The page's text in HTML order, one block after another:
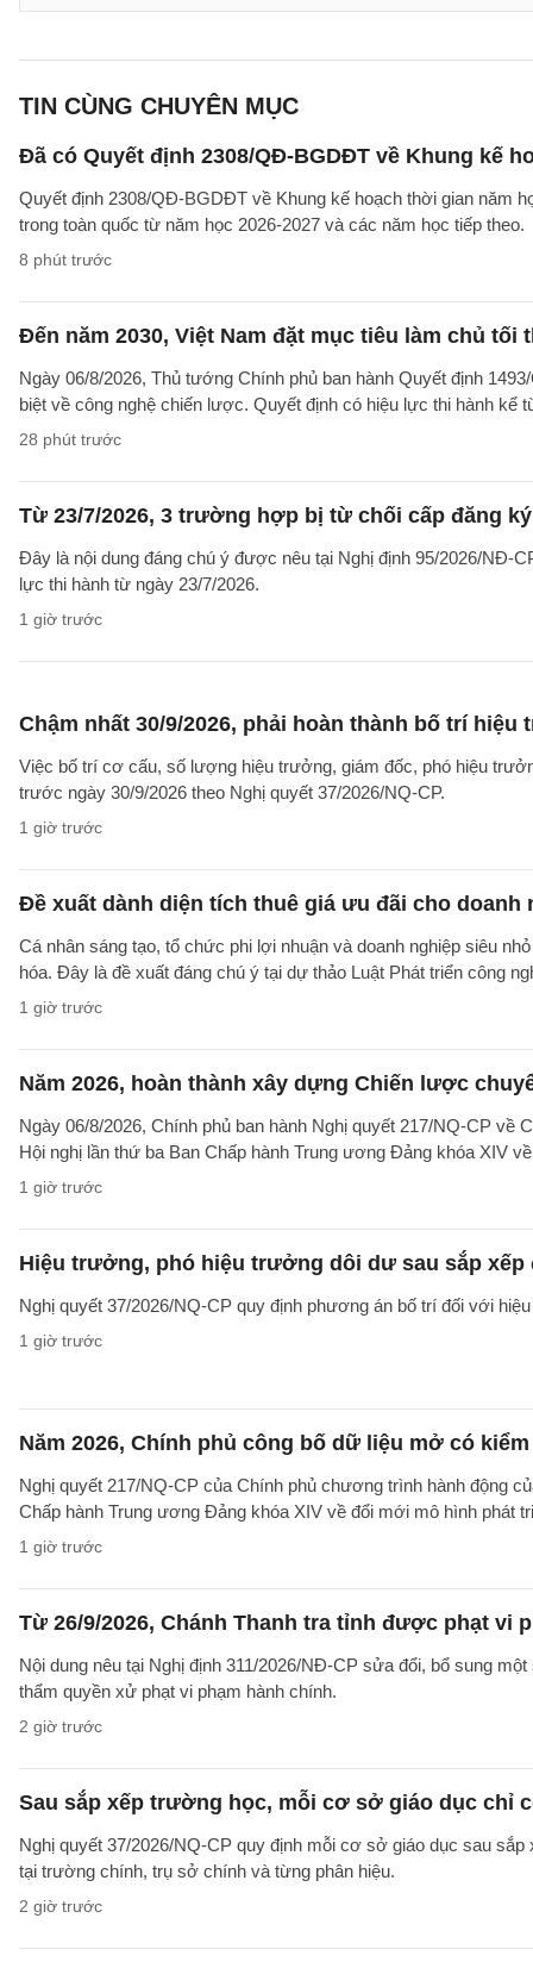
TIN CÙNG CHUYÊN MỤC
Đã có Quyết định 2308/QĐ-BGDĐT về Khung kế
Quyết định 2308/QĐ-BGDĐT về Khung kế hoạch thời gian năm
trong toàn quốc từ năm học 2026-2027 và các năm học tiếp theo.
8 phút trước
Đến năm 2030, Việt Nam đặt mục tiêu làm chủ
Ngày 06/8/2026, Thủ tướng Chính phủ ban hành Quyết định
biệt về công nghệ chiến lược. Quyết định có hiệu lực thi hành kể
28 phút trước
Từ 23/7/2026, 3 trường hợp bị từ chối cấp đăng
Đây là nội dung đáng chú ý được nêu tại Nghị định 95/2026/NĐ-
lực thi hành từ ngày 23/7/2026.
1 giờ trước
Chậm nhất 30/9/2026, phải hoàn thành bố trí
Việc bố trí cơ cấu, số lượng hiệu trưởng, giám đốc, phó hiệu
trước ngày 30/9/2026 theo Nghị quyết 37/2026/NQ-CP.
1 giờ trước
Đề xuất dành diện tích thuê giá ưu đãi cho doanh
Cá nhân sáng tạo, tổ chức phi lợi nhuận và doanh nghiệp siêu
hóa. Đây là đề xuất đáng chú ý tại dự thảo Luật Phát triển công
1 giờ trước
Năm 2026, hoàn thành xây dựng Chiến lược
Ngày 06/8/2026, Chính phủ ban hành Nghị quyết 217/NQ-CP
Hội nghị lần thứ ba Ban Chấp hành Trung ương Đảng khóa XIV
1 giờ trước
Hiệu trưởng, phó hiệu trưởng dôi dư sau sắp
Nghị quyết 37/2026/NQ-CP quy định phương án bố trí đối với
1 giờ trước
Năm 2026, Chính phủ công bố dữ liệu mở có
Nghị quyết 217/NQ-CP của Chính phủ chương trình hành động
Chấp hành Trung ương Đảng khóa XIV về đổi mới mô hình phát
1 giờ trước
Từ 26/9/2026, Chánh Thanh tra tỉnh được phạt vi
Nội dung nêu tại Nghị định 311/2026/NĐ-CP sửa đổi, bổ sung
thẩm quyền xử phạt vi phạm hành chính.
2 giờ trước
Sau sắp xếp trường học, mỗi cơ sở giáo dục chỉ
Nghị quyết 37/2026/NQ-CP quy định mỗi cơ sở giáo dục sau
tại trường chính, trụ sở chính và từng phân hiệu.
2 giờ trước